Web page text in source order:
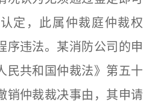
定，此属仲裁庭仲裁权
序违法。某消防公司的申
民共和国仲裁法》第五十
销仲裁裁决事由，其申请